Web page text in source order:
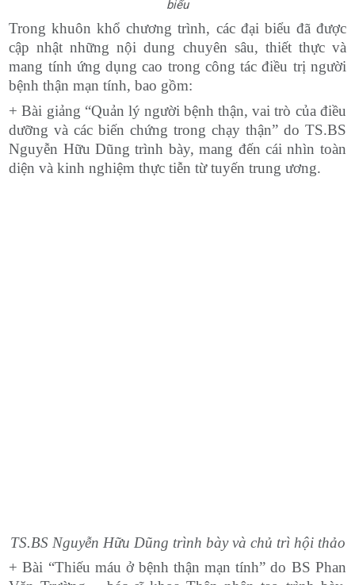
biểu
Trong khuôn khổ chương trình, các đại biểu đã được
cập nhật những nội dung chuyên sâu, thiết thực và
mang tính ứng dụng cao trong công tác điều trị người
bệnh thận mạn tính, bao gồm:
+ Bài giảng “Quản lý người bệnh thận, vai trò của điều
dưỡng và các biến chứng trong chạy thận” do TS.BS
Nguyễn Hữu Dũng trình bày, mang đến cái nhìn toàn
diện và kinh nghiệm thực tiễn từ tuyến trung ương.
TS.BS Nguyễn Hữu Dũng trình bày và chủ trì hội thảo
+ Bài “Thiếu máu ở bệnh thận mạn tính” do BS Phan